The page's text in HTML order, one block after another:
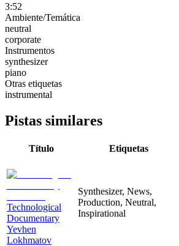
3:52
Ambiente/Temática
neutral
corporate
Instrumentos
synthesizer
piano
Otras etiquetas
instrumental
Pistas similares
Título Etiquetas
Technological
Documentary
Yevhen
Lokhmatov
Synthesizer, News,
Production, Neutral,
Inspirational